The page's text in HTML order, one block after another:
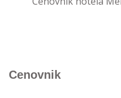
Cenovnik